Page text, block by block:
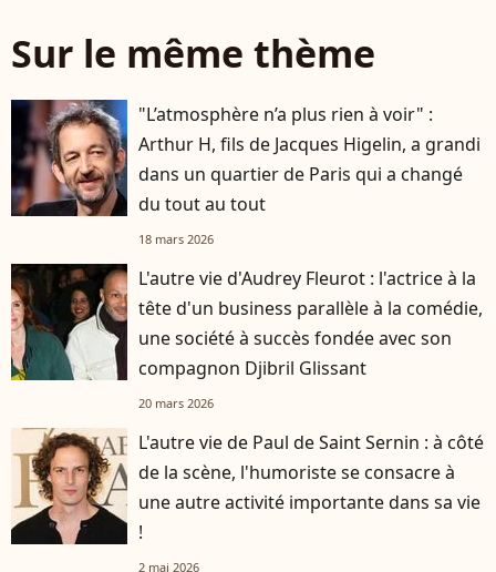
Sur le même thème
"L’atmosphère n’a plus rien à voir" :
Arthur H, fils de Jacques Higelin, a grandi
dans un quartier de Paris qui a changé
du tout au tout
18 mars 2026
L'autre vie d'Audrey Fleurot : l'actrice à la
tête d'un business parallèle à la comédie,
une société à succès fondée avec son
compagnon Djibril Glissant
20 mars 2026
L'autre vie de Paul de Saint Sernin : à côté
de la scène, l'humoriste se consacre à
une autre activité importante dans sa vie
!
2 mai 2026